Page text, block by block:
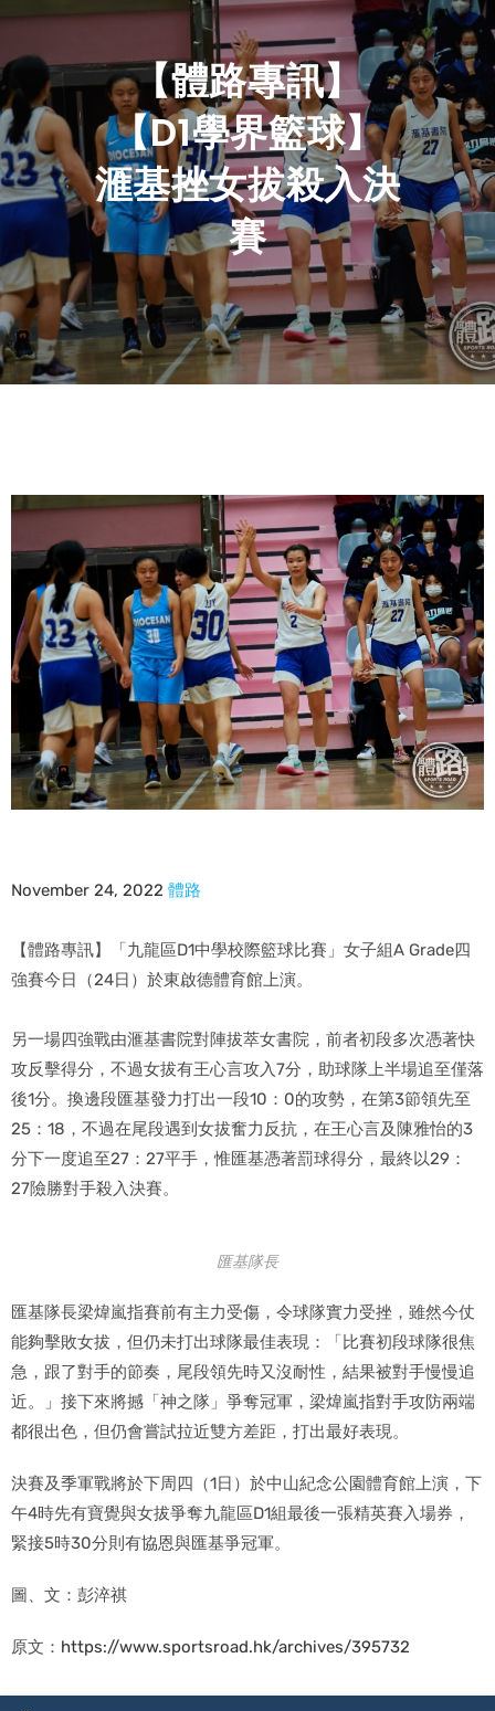
【體路專訊】
【D1學界籃球】
滙基挫女拔殺入決
賽
November 24, 2022 體路
【體路專訊】「九龍區D1中學校際籃球比賽」女子組A Grade四
強賽今日（24日）於東啟德體育館上演。
另一場四強戰由滙基書院對陣拔萃女書院，前者初段多次憑著快
攻反擊得分，不過女拔有王心言攻入7分，助球隊上半場追至僅落
後1分。換邊段匯基發力打出一段10：0的攻勢，在第3節領先至
25：18，不過在尾段遇到女拔奮力反抗，在王心言及陳雅怡的3
分下一度追至27：27平手，惟匯基憑著罰球得分，最終以29：
27險勝對手殺入決賽。
匯基隊長
匯基隊長梁煒嵐指賽前有主力受傷，令球隊實力受挫，雖然今仗
能夠擊敗女拔，但仍未打出球隊最佳表現：「比賽初段球隊很焦
急，跟了對手的節奏，尾段領先時又沒耐性，結果被對手慢慢追
近。」接下來將撼「神之隊」爭奪冠軍，梁煒嵐指對手攻防兩端
都很出色，但仍會嘗試拉近雙方差距，打出最好表現。
決賽及季軍戰將於下周四（1日）於中山紀念公園體育館上演，下
午4時先有寶覺與女拔爭奪九龍區D1組最後一張精英賽入場券，
緊接5時30分則有協恩與匯基爭冠軍。
圖、文：彭淬祺
原文： https://www.sportsroad.hk/archives/395732